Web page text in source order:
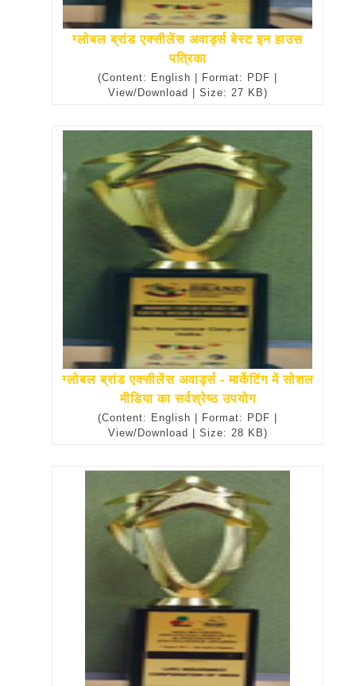
ग्लोबल ब्रांड एक्सीलेंस अवार्ड्स बेस्ट इन हाउस
पत्रिका
(Content: English | Format: PDF |
View/Download | Size: 27 KB)
ग्लोबल ब्रांड एक्सीलेंस अवार्ड्स - मार्केटिंग में सोशल
मीडिया का सर्वश्रेष्ठ उपयोग
(Content: English | Format: PDF |
View/Download | Size: 28 KB)